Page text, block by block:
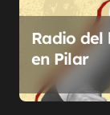
Radio del
en Pilar